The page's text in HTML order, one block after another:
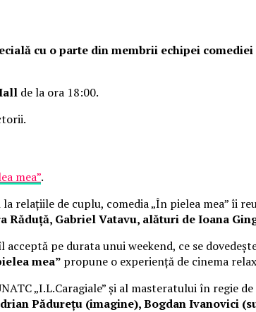
cu o parte din membrii echipei
de la ora 18:00.
mea”.
de cuplu, comedia „În pielea mea” îi
Gabriel Vatavu, alături de Ioana
pe durata unui weekend, ce se
mea” propune o experiență de cinema
„I.L.Caragiale” și al masteratului în regie
Pădurețu (imagine), Bogdan Ivanovici